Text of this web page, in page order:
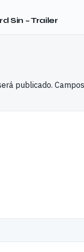
Sin – Trailer
publicado.